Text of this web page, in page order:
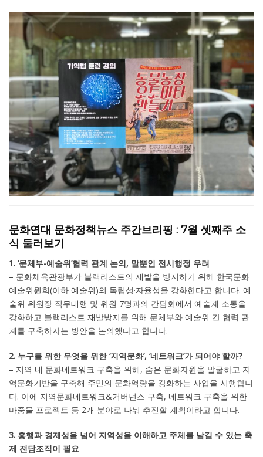
문화연대 문화정책뉴스 주간브리핑 : 7월 셋째주 소
식 둘러보기
1. ‘문체부-예술위’협력 관계 논의, 말뿐인 전시행정 우려
– 문화체육관광부가 블랙리스트의 재발을 방지하기 위해 한국문화
예술위원회(이하 예술위)의 독립성·자율성을 강화한다고 합니다. 예
술위 위원장 직무대행 및 위원 7명과의 간담회에서 예술계 소통을
강화하고 블랙리스트 재발방지를 위해 문체부와 예술위 간 협력 관
계를 구축하자는 방안을 논의했다고 합니다.
2. 누구를 위한 무엇을 위한 ‘지역문화’, ‘네트워크’가 되어야 할까?
– 지역 내 문화네트워크 구축을 위해, 숨은 문화자원을 발굴하고 지
역문화기반을 구축해 주민의 문화역량을 강화하는 사업을 시행합니
다. 이에 지역문화네트워크&거버넌스 구축, 네트워크 구축을 위한
마중물 프로젝트 등 2개 분야로 나눠 추진할 계획이라고 합니다.
3. 흥행과 경제성을 넘어 지역성을 이해하고 주체를 남길 수 있는 축
제 전담조직이 필요